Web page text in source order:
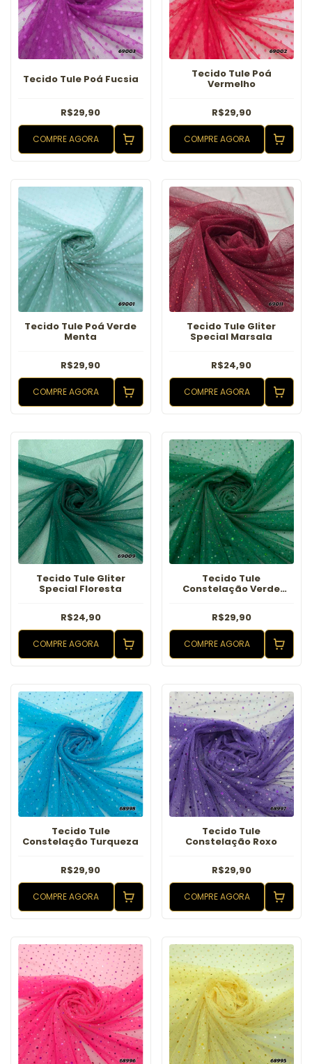
Tecido Tule Poá Fucsia
R$29,90
COMPRE AGORA
Tecido Tule Poá
Vermelho
R$29,90
COMPRE AGORA
Tecido Tule Poá Verde
Menta
R$29,90
COMPRE AGORA
Tecido Tule Gliter
Special Marsala
R$24,90
COMPRE AGORA
Tecido Tule Gliter
Special Floresta
R$24,90
COMPRE AGORA
Tecido Tule
Constelação Verde
R$29,90
COMPRE AGORA
Tecido Tule
Constelação Turqueza
R$29,90
COMPRE AGORA
Tecido Tule
Constelação Roxo
R$29,90
COMPRE AGORA